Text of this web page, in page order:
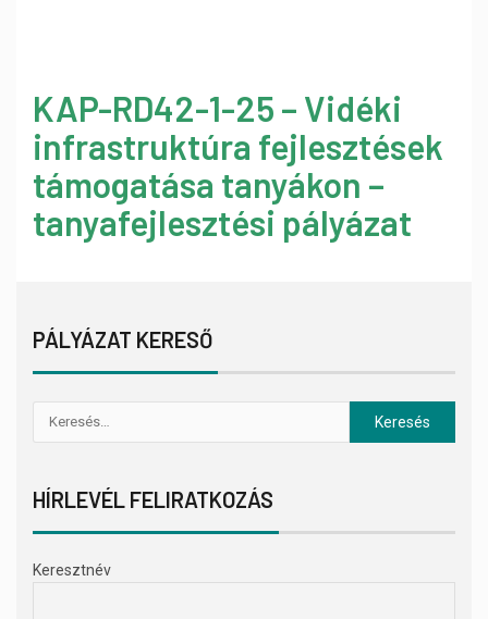
KAP-RD42-1-25 – Vidéki
infrastruktúra fejlesztések
támogatása tanyákon –
tanyafejlesztési pályázat
PÁLYÁZAT KERESŐ
HÍRLEVÉL FELIRATKOZÁS
Keresztnév